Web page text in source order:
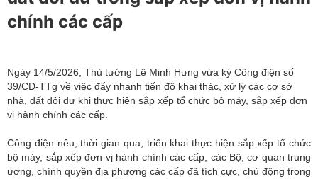
chính các cấp
Ngày 14/5/2026, Thủ tướng Lê Minh Hưng vừa ký Công điện số
39/CĐ-TTg về việc đẩy nhanh tiến độ khai thác, xử lý các cơ sở
nhà, đất dôi dư khi thực hiện sắp xếp tổ chức bộ máy, sắp xếp đơn
vị hành chính các cấp.
Công điện nêu, thời gian qua, triển khai thực hiện sắp xếp tổ chức
bộ máy, sắp xếp đơn vị hành chính các cấp, các Bộ, cơ quan trung
ương, chính quyền địa phương các cấp đã tích cực, chủ động trong